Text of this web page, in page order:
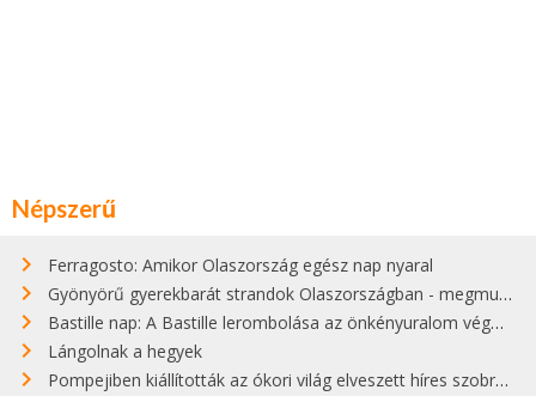
Népszerű
Ferragosto: Amikor Olaszország egész nap nyaral
Gyönyörű gyerekbarát strandok Olaszországban - megmutatjuk a 15 legjobbat
Bastille nap: A Bastille lerombolása az önkényuralom végét jelentette
Lángolnak a hegyek
Pompejiben kiállították az ókori világ elveszett híres szobrának másolatát